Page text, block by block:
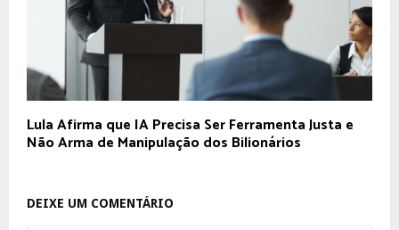
Lula Afirma que IA Precisa Ser Ferramenta Justa e
Não Arma de Manipulação dos Bilionários
DEIXE UM COMENTÁRIO